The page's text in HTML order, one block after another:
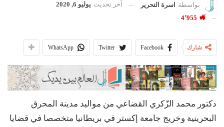
بواسطة اسرة التحرير آخر تحديث يوليو 6, 2020
شارك Facebook
Twitter
WhatsApp
دكتور محمد الزّكري القضاعي من مواليد مدينة المحرق
البحرينية وخريج جامعة إكستر في بريطانيا متخصصا في قضايا